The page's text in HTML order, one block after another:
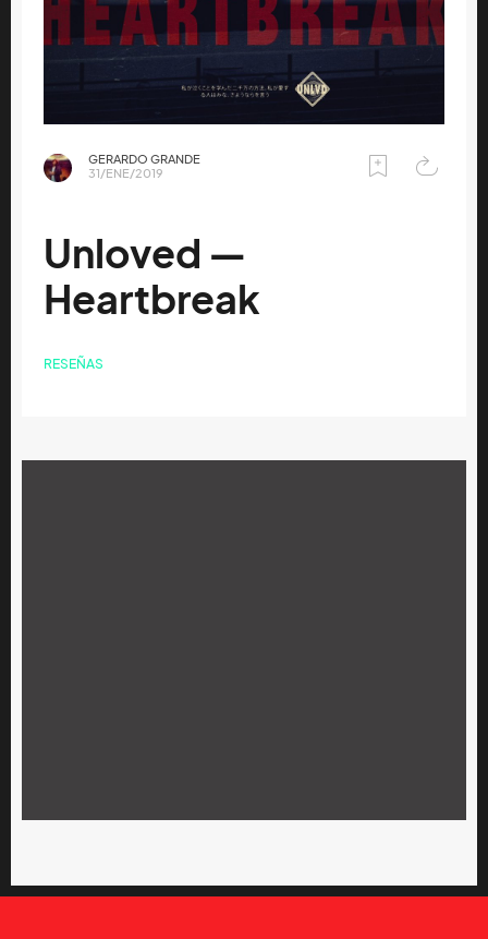
GERARDO GRANDE
31/ENE/2019
Unloved —
Heartbreak
RESEÑAS